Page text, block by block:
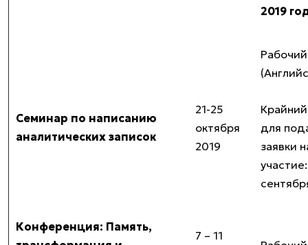
2019
Семинар по написанию
аналитических записок
21-25
октября
2019
для
заявки
Конференция: Память,
7 – 11